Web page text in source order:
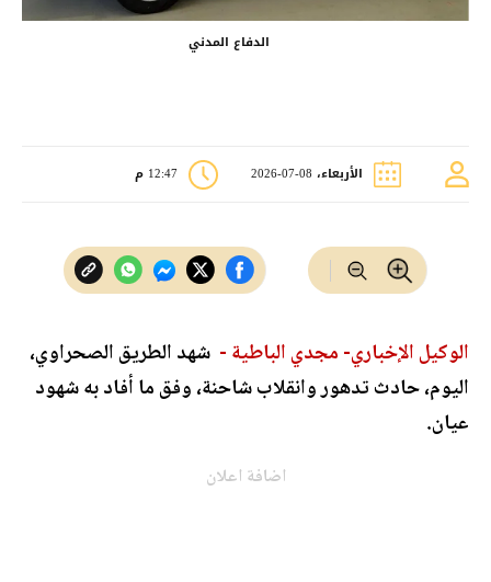
الدفاع المدني
الأربعاء، 08-07-2026 12:47 م
الوكيل الإخباري- مجدي الباطية - شهد الطريق الصحراوي،
اليوم، حادث تدهور وانقلاب شاحنة، وفق ما أفاد به شهود
عيان.
اضافة اعلان